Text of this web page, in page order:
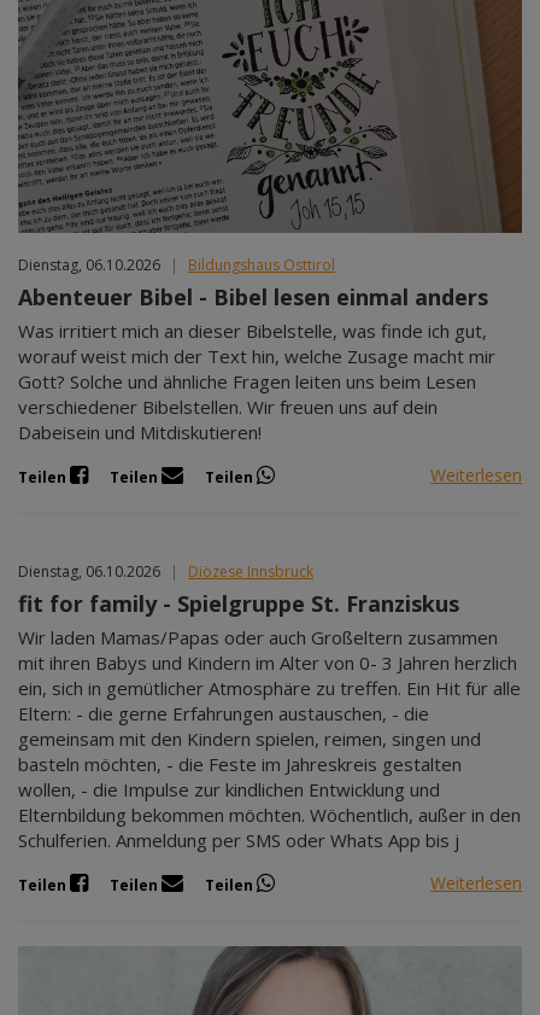
Jan 2027
Feb 2027
Mär 2027
Apr 2027
Mai 2027
Jun 2027
Jul 2027
Dienstag, 06.10.2026 | Bildungshaus Osttirol
Abenteuer Bibel - Bibel lesen einmal anders
Was irritiert mich an dieser Bibelstelle, was finde ich gut,
worauf weist mich der Text hin, welche Zusage macht mir
Gott? Solche und ähnliche Fragen leiten uns beim Lesen
verschiedener Bibelstellen. Wir freuen uns auf dein
Dabeisein und Mitdiskutieren!
Teilen Teilen Teilen Weiterlesen
Dienstag, 06.10.2026 | Diözese Innsbruck
fit for family - Spielgruppe St. Franziskus
Wir laden Mamas/Papas oder auch Großeltern zusammen
mit ihren Babys und Kindern im Alter von 0- 3 Jahren herzlich
ein, sich in gemütlicher Atmosphäre zu treffen. Ein Hit für alle
Eltern: - die gerne Erfahrungen austauschen, - die
gemeinsam mit den Kindern spielen, reimen, singen und
basteln möchten, - die Feste im Jahreskreis gestalten
wollen, - die Impulse zur kindlichen Entwicklung und
Elternbildung bekommen möchten. Wöchentlich, außer in den
Schulferien. Anmeldung per SMS oder Whats App bis j
Teilen Teilen Teilen Weiterlesen